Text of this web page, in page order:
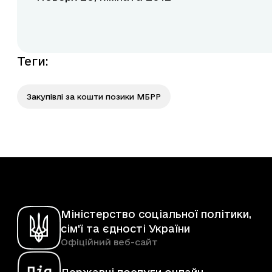
Теги:
Закупівлі за кошти позики МБРР
Міністерство соціальної політики,
сім'ї та єдності України
Офіційний веб-сайт